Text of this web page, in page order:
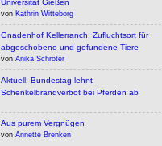
Universität Gießen
von Kathrin Witteborg
Gnadenhof Kellerranch: Zufluchtsort für
abgeschobene und gefundene Tiere
von Anika Schröter
Aktuell: Bundestag lehnt
Schenkelbrandverbot bei Pferden ab
Aus purem Vergnügen
von Annette Brenken